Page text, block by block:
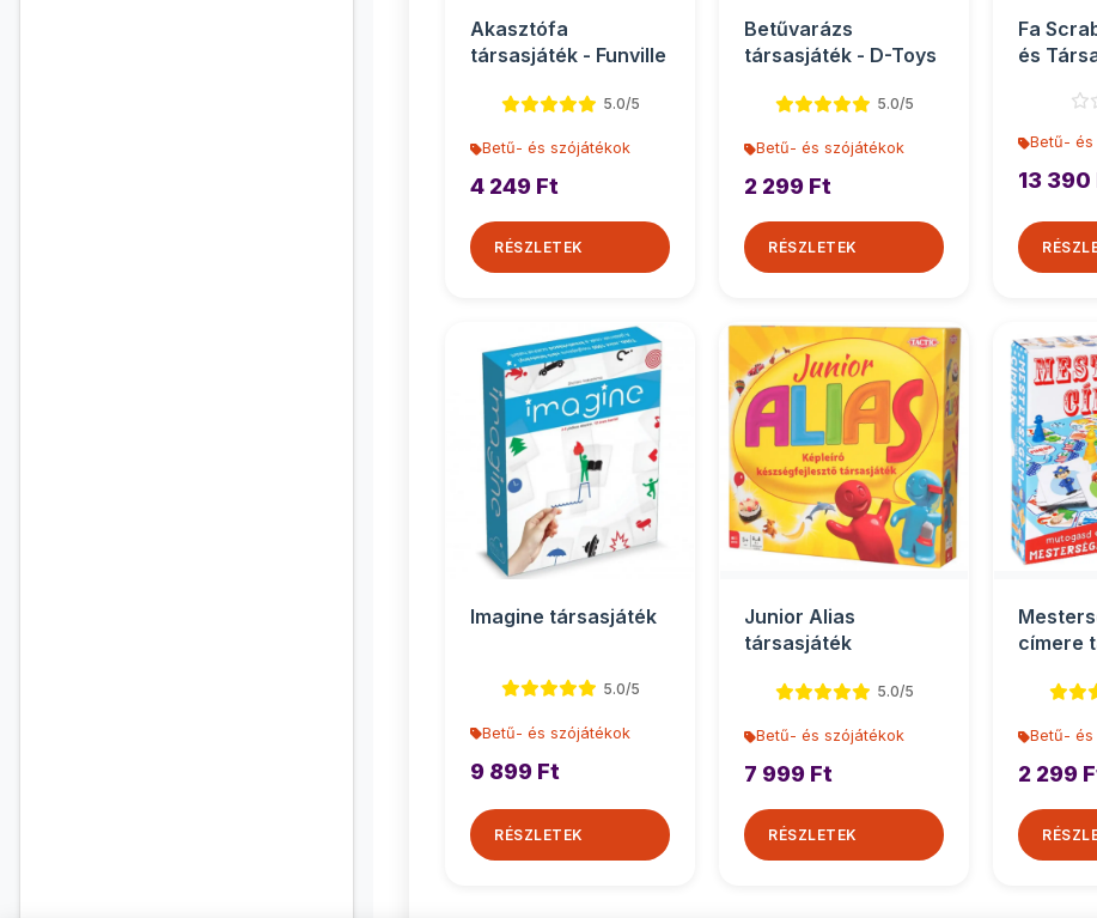
Akasztófa
társasjáték - Funville
5.0/5
Betű- és szójátékok
4 249 Ft
RÉSZLETEK
Betűvarázs
társasjáték - D-Toys
5.0/5
Betű- és szójátékok
2 299 Ft
RÉSZLETEK
Fa
és
Betű-
13 390
Imagine társasjáték
5.0/5
Betű- és szójátékok
9 899 Ft
RÉSZLETEK
Junior Alias
társasjáték
5.0/5
Betű- és szójátékok
7 999 Ft
RÉSZLETEK
címere
Betű-
2 299